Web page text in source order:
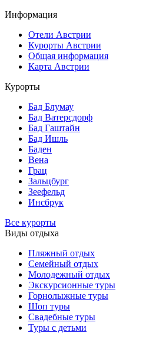
Информация
Отели Австрии
Курорты Австрии
Общая информация
Карта Австрии
Курорты
Бад Блумау
Бад Ватерсдорф
Бад Гаштайн
Бад Ишль
Баден
Вена
Грац
Зальцбург
Зеефельд
Инсбрук
Все курорты
Виды отдыха
Пляжный отдых
Семейный отдых
Молодежный отдых
Экскурсионные туры
Горнолыжные туры
Шоп туры
Свадебные туры
Туры с детьми